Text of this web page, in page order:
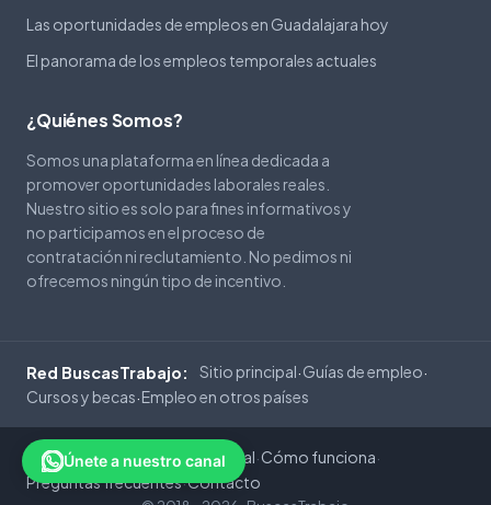
Las oportunidades de empleos en Guadalajara hoy
El panorama de los empleos temporales actuales
¿Quiénes Somos?
Somos una plataforma en línea dedicada a
promover oportunidades laborales reales.
Nuestro sitio es solo para fines informativos y
no participamos en el proceso de
contratación ni reclutamiento. No pedimos ni
ofrecemos ningún tipo de incentivo.
Red BuscasTrabajo: Sitio principal·Guías de empleo·
Cursos y becas·Empleo en otros países
Privacidad· Cookies·Aviso Legal·Cómo funciona·
Preguntas frecuentes·Contacto
Únete a nuestro canal